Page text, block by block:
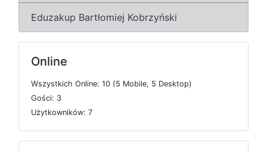
Eduzakup Bartłomiej Kobrzyński
Online
Wszystkich Online: 10 (5 Mobile, 5 Desktop)
Gości: 3
Użytkowników: 7